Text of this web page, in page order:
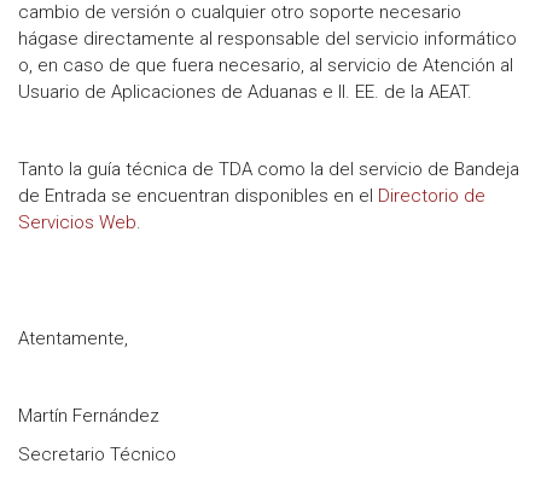
cambio de versión o cualquier otro soporte necesario
hágase directamente al responsable del servicio informático
o, en caso de que fuera necesario, al servicio de Atención al
Usuario de Aplicaciones de Aduanas e II. EE. de la AEAT.
Tanto la guía técnica de TDA como la del servicio de Bandeja
de Entrada se encuentran disponibles en el Directorio de
Servicios Web.
Atentamente,
Martín Fernández
Secretario Técnico